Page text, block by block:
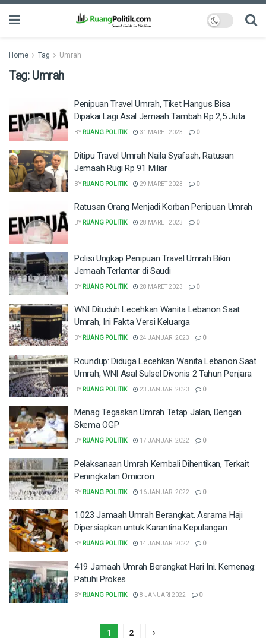
Home Tag Umrah
Tag: Umrah
Penipuan Travel Umrah, Tiket Hangus Bisa
Dipakai Lagi Asal Jemaah Tambah Rp 2,5 Juta
BY RUANG POLITIK 31 MARET 2023 0
Ditipu Travel Umrah Naila Syafaah, Ratusan
Jemaah Rugi Rp 91 Miliar
BY RUANG POLITIK 29 MARET 2023 0
Ratusan Orang Menjadi Korban Penipuan Umrah
BY RUANG POLITIK 28 MARET 2023 0
Polisi Ungkap Penipuan Travel Umrah Bikin
Jemaah Terlantar di Saudi
BY RUANG POLITIK 28 MARET 2023 0
WNI Dituduh Lecehkan Wanita Lebanon Saat
Umrah, Ini Fakta Versi Keluarga
BY RUANG POLITIK 24 JANUARI 2023 0
Roundup: Diduga Lecehkan Wanita Lebanon Saat
Umrah, WNI Asal Sulsel Divonis 2 Tahun Penjara
BY RUANG POLITIK 23 JANUARI 2023 0
Menag Tegaskan Umrah Tetap Jalan, Dengan
Skema OGP
BY RUANG POLITIK 17 JANUARI 2022 0
Pelaksanaan Umrah Kembali Dihentikan, Terkait
Peningkatan Omicron
BY RUANG POLITIK 16 JANUARI 2022 0
1.023 Jamaah Umrah Berangkat. Asrama Haji
Dipersiapkan untuk Karantina Kepulangan
BY RUANG POLITIK 14 JANUARI 2022 0
419 Jamaah Umrah Berangkat Hari Ini. Kemenag:
Patuhi Prokes
BY RUANG POLITIK 8 JANUARI 2022 0
1 2